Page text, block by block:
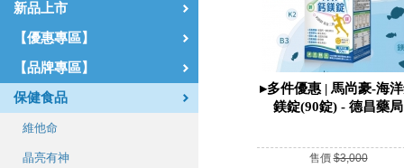
新品上市
【優惠專區】
【品牌專區】
保健食品
維他命
晶亮有神
▸多件優惠 | 馬尚豪-海
鎂錠(90錠) - 德昌藥局
售價$3,000